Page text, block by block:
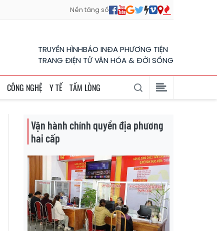
Nền tảng số
TRUYỀN HÌNHBÁO INĐA PHƯƠNG TIỆN
TRANG ĐIỆN TỬ VĂN HÓA & ĐỜI SỐNG
CÔNG NGHỆ Y TẾ TẤM LÒNG
Vận hành chính quyền địa phương
hai cấp